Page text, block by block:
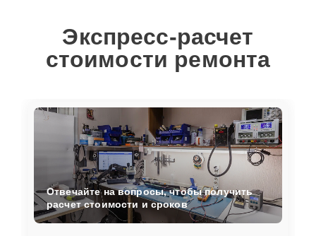
Экспресс-расчет
стоимости ремонта
Отвечайте на вопросы, чтобы получить
расчет стоимости и сроков